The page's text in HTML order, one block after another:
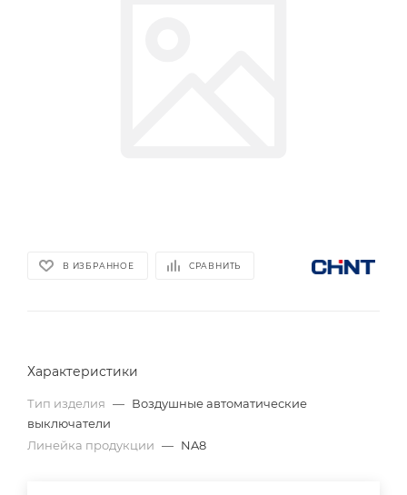
В ИЗБРАННОЕ СРАВНИТЬ
Характеристики
Тип изделия — Воздушные автоматические
выключатели
Линейка продукции — NA8